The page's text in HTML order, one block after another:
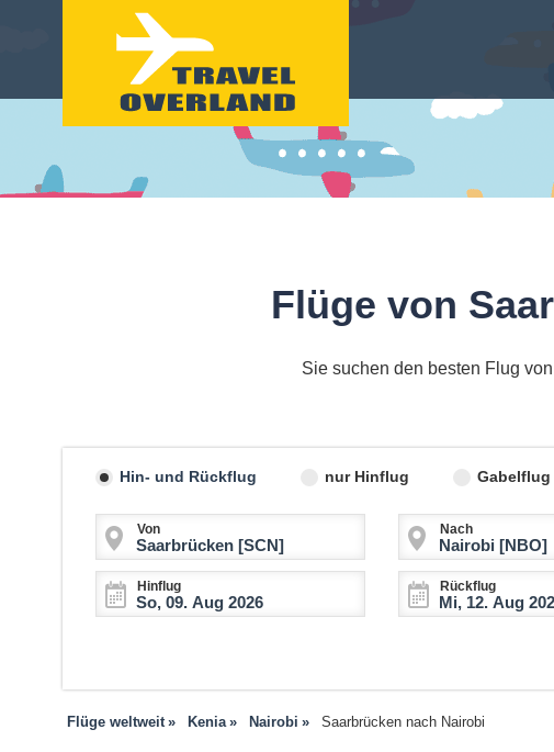
Flüge von
Sie suchen den besten Flug
Hin- und Rückflug nur Hinflug Gabelflug
Von Nach
Hinflug Rückflug
Flüge weltweit Kenia Nairobi Saarbrücken nach Nairobi